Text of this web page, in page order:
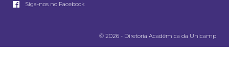
Siga-nos no Facebook
© 2026 - Diretoria Acadêmica da Unicamp